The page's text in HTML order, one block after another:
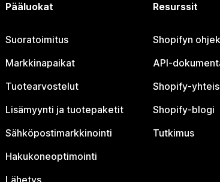
Pääluokat
Suoratoimitus
Markkinapaikat
Tuotearvostelut
Lisämyynti ja tuotepaketit
Sähköpostimarkkinointi
Hakukoneoptimointi
Lähetys
Resurssit
Shopifyn
API-
Shopify-
Shopify-blogi
Tutkimus